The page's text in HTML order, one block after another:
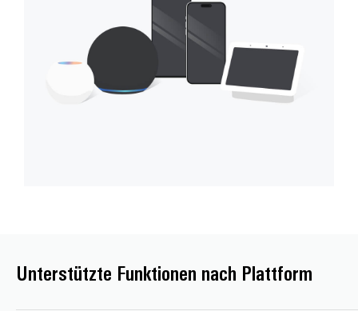
Unterstützte Funktionen nach Plattform